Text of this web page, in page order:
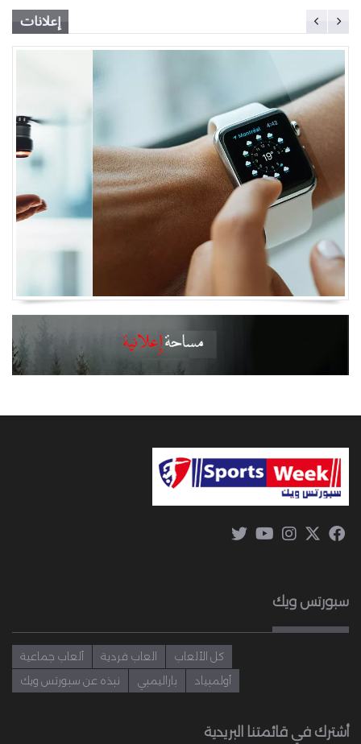
إعلانات
سبورتس ويك
ألعاب جماعية العاب فردية
كل الألعاب
نبذه عن سبورتس ويك
باراليمبي أولمبياد
أشترك في قائمتنا البريدية